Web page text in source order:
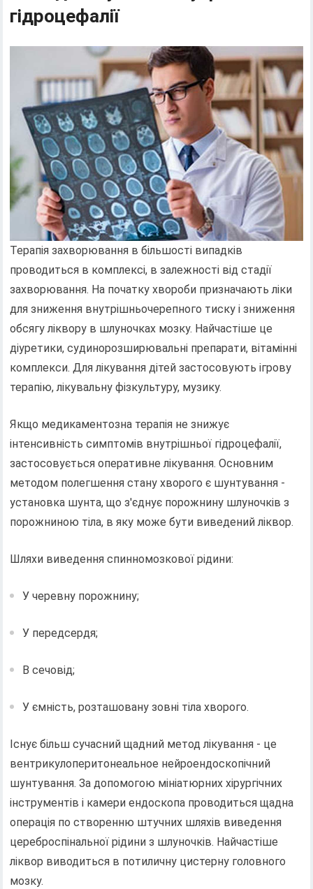
гідроцефалії
Терапія захворювання в більшості випадків
проводиться в комплексі, в залежності від стадії
захворювання. На початку хвороби призначають ліки
для зниження внутрішньочерепного тиску і зниження
обсягу ліквору в шлуночках мозку. Найчастіше це
діуретики, судинорозширювальні препарати, вітамінні
комплекси. Для лікування дітей застосовують ігрову
терапію, лікувальну фізкультуру, музику.
Якщо медикаментозна терапія не знижує
інтенсивність симптомів внутрішньої гідроцефалії,
застосовується оперативне лікування. Основним
методом полегшення стану хворого є шунтування -
установка шунта, що з'єднує порожнину шлуночків з
порожниною тіла, в яку може бути виведений ліквор.
Шляхи виведення спинномозкової рідини:
У черевну порожнину;
У передсердя;
В сечовід;
У ємність, розташовану зовні тіла хворого.
Існує більш сучасний щадний метод лікування - це
вентрикулоперитонеальное нейроендоскопічний
шунтування. За допомогою мініатюрних хірургічних
інструментів і камери ендоскопа проводиться щадна
операція по створенню штучних шляхів виведення
цереброспінальної рідини з шлуночків. Найчастіше
ліквор виводиться в потиличну цистерну головного
мозку.